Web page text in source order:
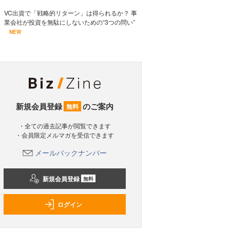
VC出資で「戦略的リターン」は得られるか？ 事
業会社が投資を無駄にしないための“3つの問い”
NEW
新規会員登録 無料 のご案内
・全ての過去記事が閲覧できます
・会員限定メルマガを受信できます
メールバックナンバー
新規会員登録 無料
ログイン